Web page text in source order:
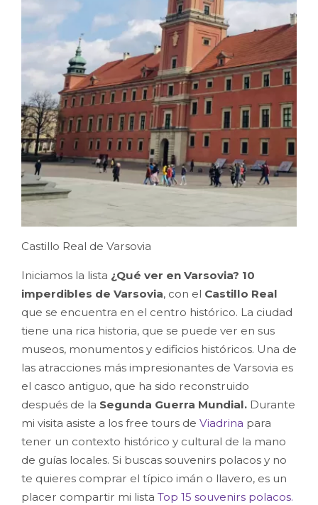
Castillo Real de Varsovia
Iniciamos la lista ¿Qué ver en Varsovia? 10
imperdibles de Varsovia, con el Castillo Real
que se encuentra en el centro histórico. La ciudad
tiene una rica historia, que se puede ver en sus
museos, monumentos y edificios históricos. Una de
las atracciones más impresionantes de Varsovia es
el casco antiguo, que ha sido reconstruido
después de la Segunda Guerra Mundial. Durante
mi visita asiste a los free tours de Viadrina para
tener un contexto histórico y cultural de la mano
de guías locales. Si buscas souvenirs polacos y no
te quieres comprar el típico imán o llavero, es un
placer compartir mi lista Top 15 souvenirs polacos.